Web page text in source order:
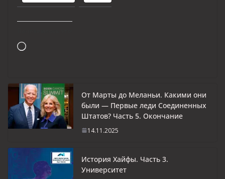
Загрузка…
От Марты до Меланьи. Какими они
были — Первые леди Соединенных
Штатов? Часть 5. Окончание
14.11.2025
История Хайфы. Часть 3.
Университет